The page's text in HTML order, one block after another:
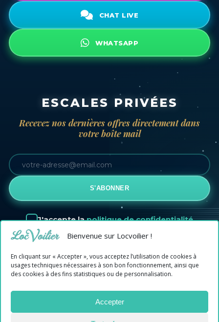
Bienvenue sur Locvoilier !
En cliquant sur « Accepter », vous acceptez l’utilisation de cookies à
usages techniques nécessaires à son bon fonctionnement, ainsi que
des cookies à des fins statistiques ou de personnalisation.
Accepter
CHAT LIVE
WHATSAPP
ESCALES PRIVÉES
Recevez nos dernières offres directement dans
votre boîte mail
S'ABONNER
J'accepte lapolitique de confidentialité
CRÉDITS PHOTOS
COPYRIGHT ©2026LOCVOILIER — TOUS